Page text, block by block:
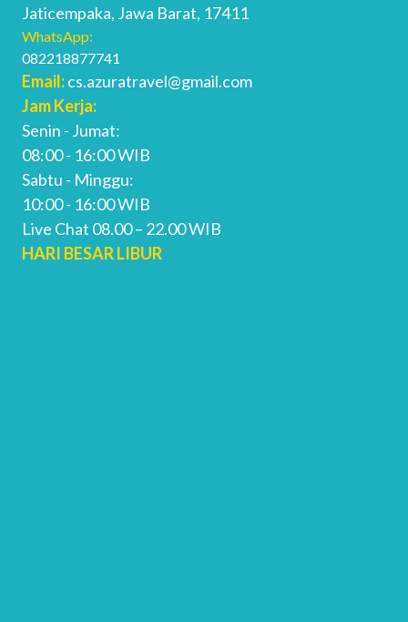
Jaticempaka, Jawa Barat, 17411
WhatsApp:
082218877741
Email:cs.azuratravel@gmail.com
Jam Kerja:
Senin - Jumat:
08:00 - 16:00 WIB
Sabtu - Minggu:
10:00 - 16:00 WIB
Live Chat 08.00 – 22.00 WIB
HARI BESAR LIBUR